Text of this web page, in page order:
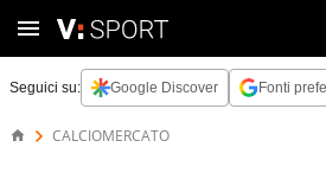
Seguici su: Google Discover Fonti
CALCIOMERCATO